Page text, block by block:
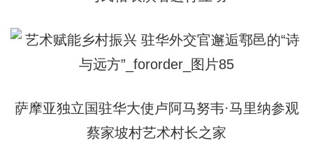
萨摩亚独立国驻华大使卢阿马努韦·马里纳参观
蔡家坡村艺术村长之家